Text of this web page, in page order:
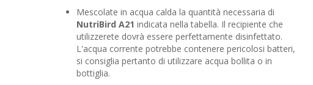
Mescolate in acqua calda la quantità necessaria di
NutriBird A21 indicata nella tabella. Il recipiente che
utilizzerete dovrà essere perfettamente disinfettato.
L'acqua corrente potrebbe contenere pericolosi batteri,
si consiglia pertanto di utilizzare acqua bollita o in
bottiglia.